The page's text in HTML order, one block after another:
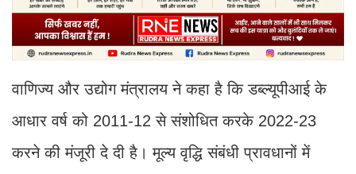
वाणिज्य और उद्योग मंत्रालय ने कहा है कि डब्ल्यूपीआई के
आधार वर्ष को 2011-12 से संशोधित करके 2022-23
करने की मंजूरी दे दी है। मूल्य वृद्धि संबंधी प्रावधानों में